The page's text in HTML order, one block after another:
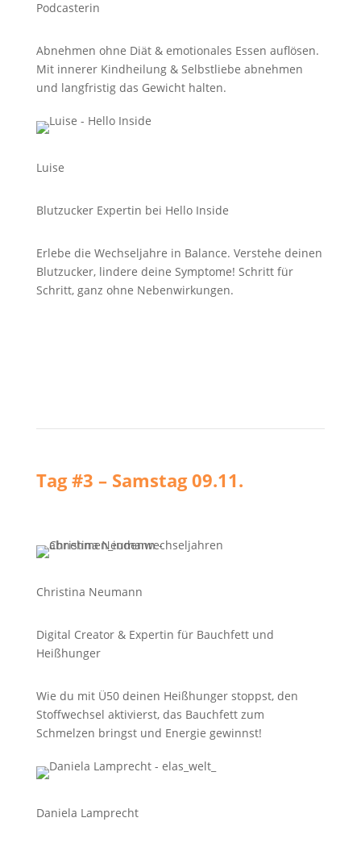
Podcasterin
Abnehmen ohne Diät & emotionales Essen auflösen.
Mit innerer Kindheilung & Selbstliebe abnehmen
und langfristig das Gewicht halten.
Luise
Blutzucker Expertin bei Hello Inside
Erlebe die Wechseljahre in Balance. Verstehe deinen
Blutzucker, lindere deine Symptome! Schritt für
Schritt, ganz ohne Nebenwirkungen.
Tag #3 – Samstag 09.11.
Christina Neumann
Digital Creator & Expertin für Bauchfett und
Heißhunger
Wie du mit Ü50 deinen Heißhunger stoppst, den
Stoffwechsel aktivierst, das Bauchfett zum
Schmelzen bringst und Energie gewinnst!
Daniela Lamprecht